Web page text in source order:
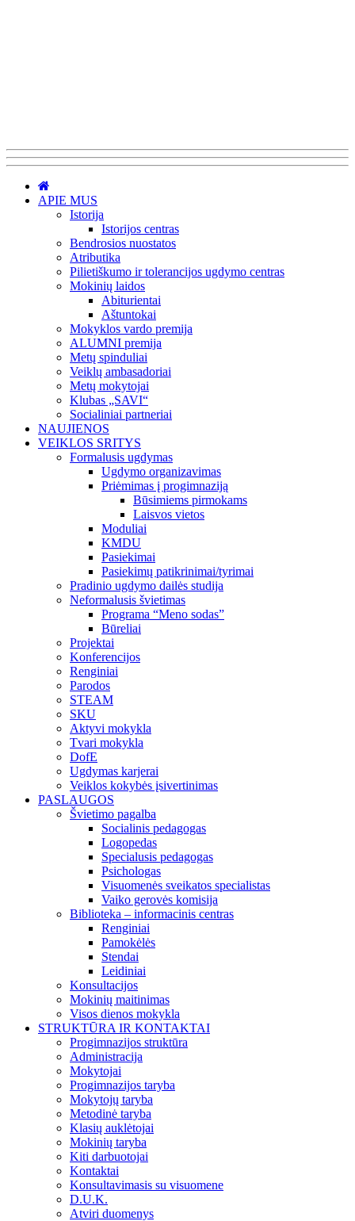
APIE MUS
Istorija
Istorijos centras
Bendrosios nuostatos
Atributika
Pilietiškumo ir tolerancijos ugdymo centras
Mokinių laidos
Abiturientai
Aštuntokai
Mokyklos vardo premija
ALUMNI premija
Metų spinduliai
Veiklų ambasadoriai
Metų mokytojai
Klubas „SAVI“
Socialiniai partneriai
NAUJIENOS
VEIKLOS SRITYS
Formalusis ugdymas
Ugdymo organizavimas
Priėmimas į progimnaziją
Būsimiems pirmokams
Laisvos vietos
Moduliai
KMDU
Pasiekimai
Pasiekimų patikrinimai/tyrimai
Pradinio ugdymo dailės studija
Neformalusis švietimas
Programa “Meno sodas”
Būreliai
Projektai
Konferencijos
Renginiai
Parodos
STEAM
SKU
Aktyvi mokykla
Tvari mokykla
DofE
Ugdymas karjerai
Veiklos kokybės įsivertinimas
PASLAUGOS
Švietimo pagalba
Socialinis pedagogas
Logopedas
Specialusis pedagogas
Psichologas
Visuomenės sveikatos specialistas
Vaiko gerovės komisija
Biblioteka – informacinis centras
Renginiai
Pamokėlės
Stendai
Leidiniai
Konsultacijos
Mokinių maitinimas
Visos dienos mokykla
STRUKTŪRA IR KONTAKTAI
Progimnazijos struktūra
Administracija
Mokytojai
Progimnazijos taryba
Mokytojų taryba
Metodinė taryba
Klasių auklėtojai
Mokinių taryba
Kiti darbuotojai
Kontaktai
Konsultavimasis su visuomene
D.U.K.
Atviri duomenys